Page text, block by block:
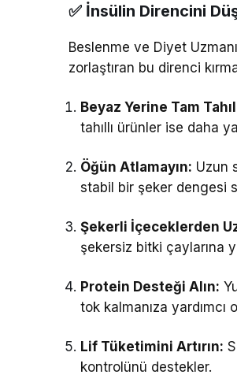
✅ İnsülin Direncini
Beslenme ve Diyet
zorlaştıran bu direnci
Beyaz Yerine Tam
tahıllı ürünler ise daha
Öğün Atlamayın: Uzun
stabil bir şeker dengesi
Şekerli İçeceklerden
şekersiz bitki çaylarına
Protein Desteği Alın:
tok kalmanıza yardımcı
Lif Tüketimini Artırın:
kontrolünü destekler.